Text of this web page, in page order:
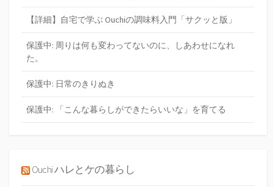
【詳細】自宅で学ぶ Ouchiの調味料入門「サクッと版」
保護中: 周りは何も変わってないのに、しあわせになれ
た。
保護中: 日常のきりぬき
保護中: 「こんな暮らしができたらいいな」を育てる
Ouchi ハレとケの暮らし